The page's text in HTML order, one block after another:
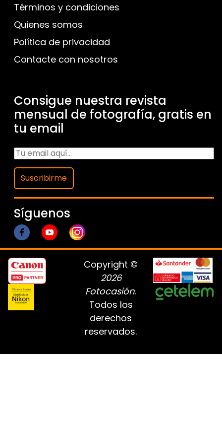
Términos y condiciones
Quienes somos
Política de privacidad
Contacte con nosotros
Consigue nuestra revista
mensual de fotografía, gratis en
tu email
Suscribirme
Síguenos
Copyright ©
2026
Fotocasión.
Todos los
derechos
reservados.